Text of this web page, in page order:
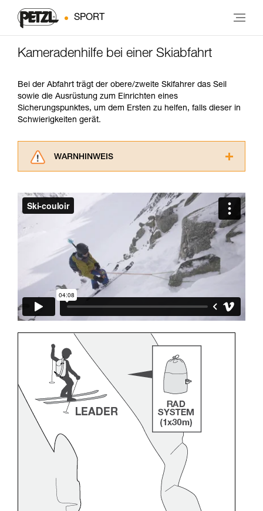
SPORT
Kameradenhilfe bei einer Skiabfahrt
Bei der Abfahrt trägt der obere/zweite Skifahrer das Seil
sowie die Ausrüstung zum Einrichten eines
Sicherungspunktes, um dem Ersten zu helfen, falls dieser in
Schwierigkeiten gerät.
WARNHINWEIS
aufmerksam durch, bevor Sie diesen zu Rate
ziehen. Um diese Zusatzinformationen
verstehen zu können, müssen Sie zuerst die in
der Gebrauchsanweisung enthaltenen
Informationen richtig verstanden haben.
Die Beherrschung dieser Techniken setzt eine
entsprechende Ausbildung und ein spezielles
Training voraus. Prüfen Sie zusammen mit
einem Profi, ob Sie in der Lage sind, den
Vorgang alleine sicher zu wiederholen, bevor
Sie ihn eigenständig durchführen.
Wir geben Beispiele für die mit Ihrer Aktivität
verbundenen Techniken. Möglicherweise gibt es
noch andere Techniken, die hier nicht
beschrieben werden.